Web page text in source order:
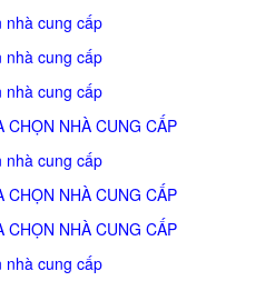
nhà cung cấp
nhà cung cấp
nhà cung cấp
CHỌN NHÀ CUNG CẤP
nhà cung cấp
CHỌN NHÀ CUNG CẤP
CHỌN NHÀ CUNG CẤP
nhà cung cấp